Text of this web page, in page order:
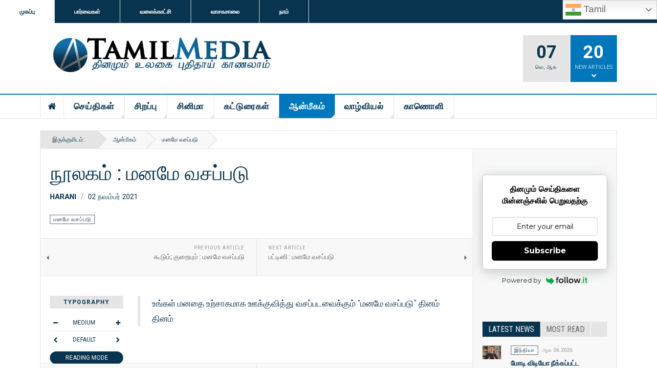
முகப்பு பார்வைகள் வலைக்காட்சி வாசகசாலை நாம் Tamil
07
வெ,ஆக
20
NEW ARTICLES
செய்திகள் சிறப்பு சினிமா கட்டுரைகள் ஆன்மீகம் வாழ்வியல் காணொளி
இருக்குமிடம்: ஆன்மீகம் மனமே வசப்படு
நூலகம் : மனமே வசப்படு
HARANI 02 நவம்பர் 2021
மனமே வசப்படு
PREVIOUS ARTICLE
கூடும்; குறையும் : மனமே வசப்படு
NEXT ARTICLE
பட்டினி : மனமே வசப்படு
TYPOGRAPHY
MEDIUM
DEFAULT
READING MODE
உங்கள் மனதை உற்சாகமாக ஊக்குவித்து வசப்படவைக்கும் "மனமே வசப்படு" தினம்
தினம்
தினமும் செய்திகளை
மின்னஞ்சலில் பெறுவதற்கு
Subscribe
Powered by
LATEST NEWS MOST READ
இந்தியா ஆக 06 2026
மோடி விடியோ நீக்கப்பட்ட